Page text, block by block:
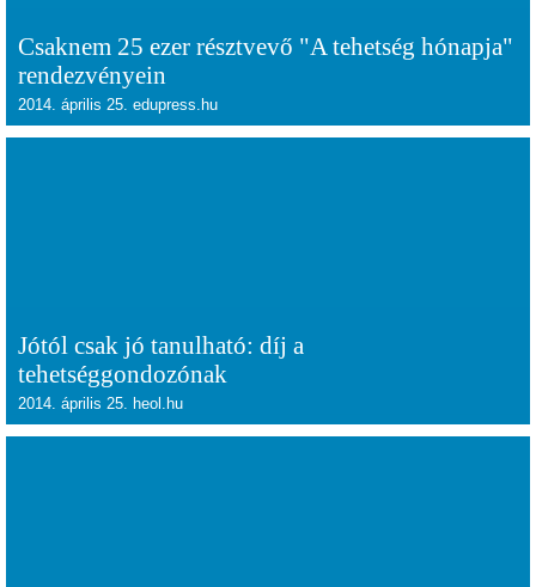
Csaknem 25 ezer résztvevő "A tehetség hónapja"
rendezvényein
2014. április 25. edupress.hu
Jótól csak jó tanulható: díj a
tehetséggondozónak
2014. április 25. heol.hu